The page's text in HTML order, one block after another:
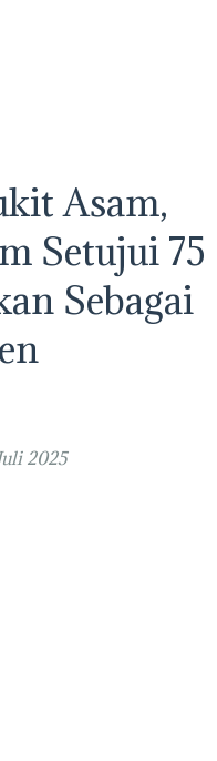
Asam,
Setujui 75
Sebagai
2025